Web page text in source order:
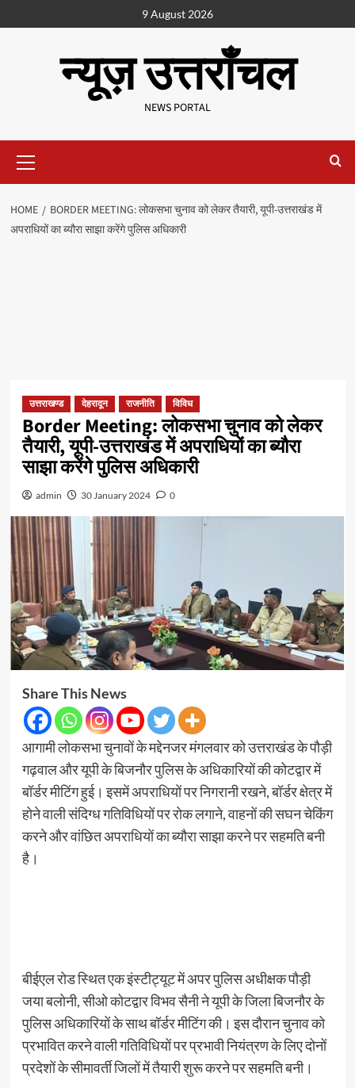
9 August 2026
न्यूज़ उत्तराँचल
NEWS PORTAL
HOME
BORDER MEETING: लोकसभा चुनाव को लेकर तैयारी, यूपी-उत्तराखंड में
अपराधियों का ब्यौरा साझा करेंगे पुलिस अधिकारी
उत्तराखण्ड देहरादून राजनीति विविध
Border Meeting: लोकसभा चुनाव को लेकर
तैयारी, यूपी-उत्तराखंड में अपराधियों का ब्यौरा
साझा करेंगे पुलिस अधिकारी
admin 30 January 2024 0
Share This News
आगामी लोकसभा चुनावों के मद्देनजर मंगलवार को उत्तराखंड के पौड़ी
गढ़वाल और यूपी के बिजनौर पुलिस के अधिकारियों की कोटद्वार में
बॉर्डर मीटिंग हुई। इसमें अपराधियों पर निगरानी रखने, बॉर्डर क्षेत्र में
होने वाली संदिग्ध गतिविधियों पर रोक लगाने, वाहनों की सघन चेकिंग
करने और वांछित अपराधियों का ब्यौरा साझा करने पर सहमति बनी
है।
बीईएल रोड स्थित एक इंस्टीट्यूट में अपर पुलिस अधीक्षक पौड़ी
जया बलोनी, सीओ कोटद्वार विभव सैनी ने यूपी के जिला बिजनौर के
पुलिस अधिकारियों के साथ बॉर्डर मीटिंग की। इस दौरान चुनाव को
प्रभावित करने वाली गतिविधियों पर प्रभावी नियंत्रण के लिए दोनों
प्रदेशों के सीमावर्ती जिलों में तैयारी शुरू करने पर सहमति बनी।